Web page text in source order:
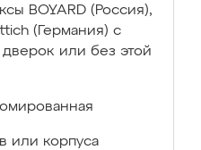
BOYARD (Россия),
(Германия) с
или без этой
или корпуса